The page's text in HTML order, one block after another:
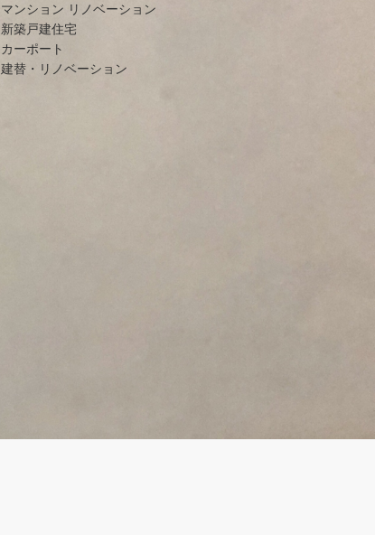
マンション リノベーション
新築戸建住宅
カーポート
建替・リノベーション